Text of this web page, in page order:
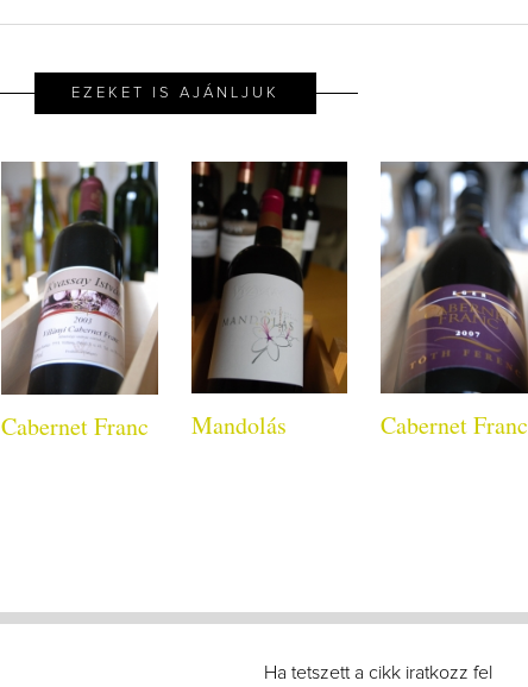
EZEKET IS AJÁNLJUK
Cabernet Franc Mandolás Cabernet Franc
Ha tetszett a cikk iratkozz fel